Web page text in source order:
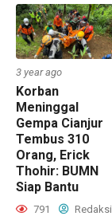
3 year ago
Korban
Meninggal
Gempa Cianjur
Tembus 310
Orang, Erick
Thohir: BUMN
Siap Bantu
791
Redaksi